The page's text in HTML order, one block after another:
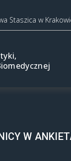
Staszica w
W